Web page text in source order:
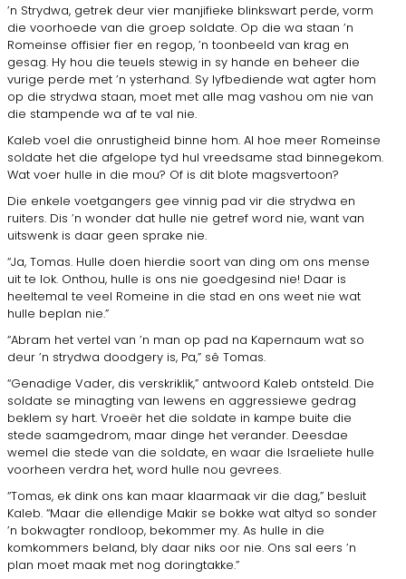
’n Strydwa, getrek deur vier manjifieke blinkswart perde, vorm
die voorhoede van die groep soldate. Op die wa staan ’n
Romeinse offisier fier en regop, ’n toonbeeld van krag en
gesag. Hy hou die teuels stewig in sy hande en beheer die
vurige perde met ’n ysterhand. Sy lyfbediende wat agter hom
op die strydwa staan, moet met alle mag vashou om nie van
die stampende wa af te val nie.
Kaleb voel die onrustigheid binne hom. Al hoe meer Romeinse
soldate het die afgelope tyd hul vreedsame stad binnegekom.
Wat voer hulle in die mou? Of is dit blote magsvertoon?
Die enkele voetgangers gee vinnig pad vir die strydwa en
ruiters. Dis ’n wonder dat hulle nie getref word nie, want van
uitswenk is daar geen sprake nie.
“Ja, Tomas. Hulle doen hierdie soort van ding om ons mense
uit te lok. Onthou, hulle is ons nie goedgesind nie! Daar is
heeltemal te veel Romeine in die stad en ons weet nie wat
hulle beplan nie.”
“Abram het vertel van ’n man op pad na Kapernaum wat so
deur ’n strydwa doodgery is, Pa,” sê Tomas.
“Genadige Vader, dis verskriklik,” antwoord Kaleb ontsteld. Die
sol­date se minagting van lewens en aggressiewe gedrag
beklem sy hart. Vroeër het die soldate in kampe buite die
stede saamgedrom, maar dinge het verander. Deesdae
wemel die stede van die soldate, en waar die Is­raeliete hulle
voorheen verdra het, word hulle nou gevrees.
“Tomas, ek dink ons kan maar klaarmaak vir die dag,” besluit
Kaleb. “Maar die ellendige Makir se bokke wat altyd so sonder
’n bokwagter rondloop, bekommer my. As hulle in die
komkommers beland, bly daar niks oor nie. Ons sal eers ’n
plan moet maak met nog doringtakke.”